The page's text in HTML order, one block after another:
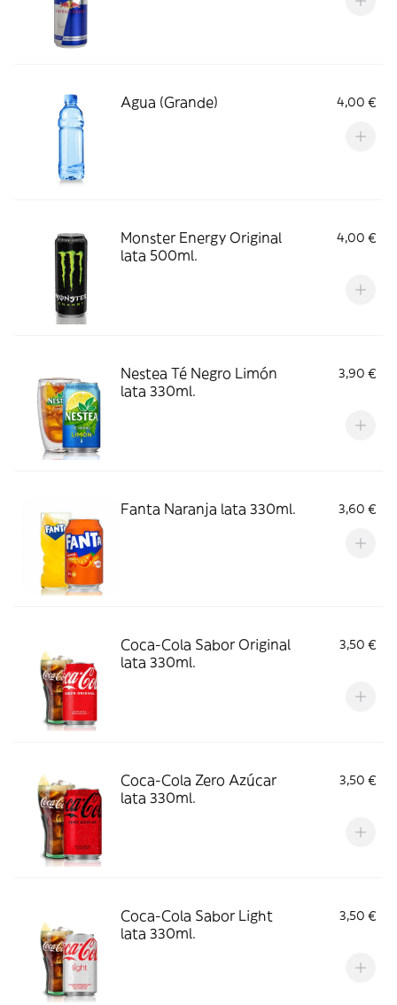
Agua (Grande) 4,00 €
Monster Energy Original
lata 500ml.
4,00 €
Nestea Té Negro Limón
lata 330ml.
3,90 €
Fanta Naranja lata 330ml. 3,60 €
Coca-Cola Sabor Original
lata 330ml.
3,50 €
Coca-Cola Zero Azúcar
lata 330ml.
3,50 €
Coca-Cola Sabor Light
lata 330ml.
3,50 €